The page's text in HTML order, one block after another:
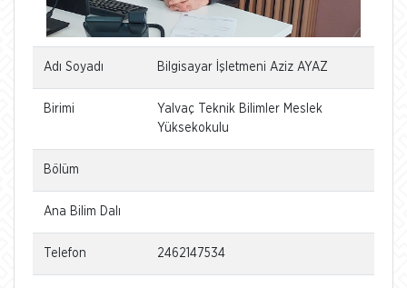
Adı Soyadı Bilgisayar İşletmeni Aziz AYAZ
Birimi
Yalvaç Teknik Bilimler Meslek
Yüksekokulu
Bölüm
Ana Bilim Dalı
Telefon 2462147534